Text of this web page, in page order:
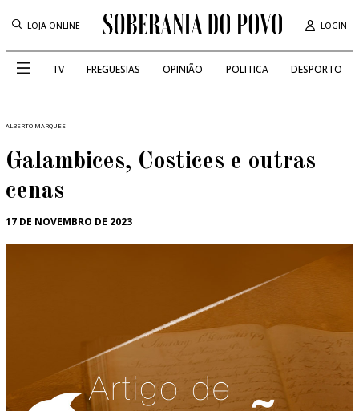
LOJA ONLINE LOGIN
TV FREGUESIAS OPINIÃO POLITICA DESPORTO
ALBERTO MARQUES
Galambices, Costices e outras
cenas
17 DE NOVEMBRO DE 2023